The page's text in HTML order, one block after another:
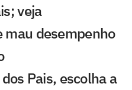
veja
mau desempenho
Pais, escolha a